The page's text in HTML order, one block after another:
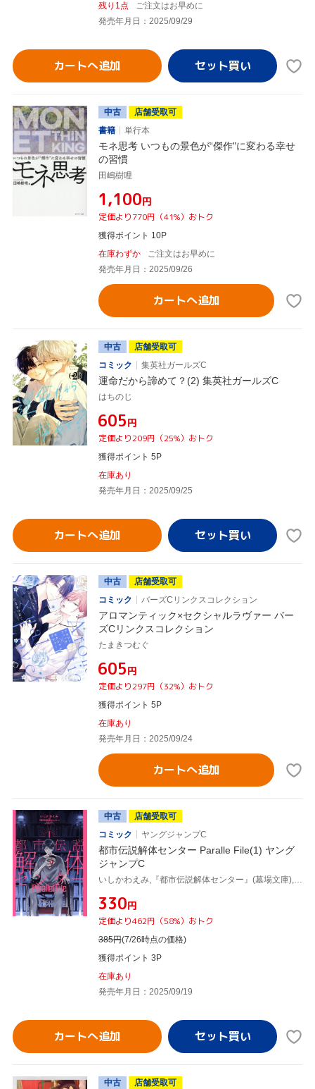
残り1点
ご注文はお早めに
発売年月日：2025/09/29
カートへ追加
中古
店舗受取可
書籍
単行本
モネ思考 いつもの景色が“傑作"に変わる幸せ
の習慣
田嶋樹哩
¥1,100円
定価より770円（41%）おトク
獲得ポイント 10P
在庫わずか
ご注文はお早めに
発売年月日：2025/09/26
カートへ追加
中古
店舗受取可
コミック
集英社ガールズC
運命だから諦めて？(2) 集英社ガールズC
はちのじ
¥605円
定価より209円（25%）おトク
獲得ポイント 5P
在庫あり
発売年月日：2025/09/25
カートへ追加
中古
店舗受取可
コミック
バーズCリンクスコレクション
アロマンティック×セクシャルラヴァー バー
ズCリンクスコレクション
たまきつむぐ
¥605円
定価より297円（32%）おトク
獲得ポイント 5P
在庫あり
発売年月日：2025/09/24
カートへ追加
中古
店舗受取可
コミック
ヤングジャンプC
都市伝説解体センター Paralle File(1) ヤング
ジャンプC
いしかわえみ,『都市伝説解体センター』(墓場文庫),集英社ゲームズ
¥330円
定価より462円（58%）おトク
385円(7/26時点の価格)
獲得ポイント 3P
在庫あり
発売年月日：2025/09/19
カートへ追加
中古 店舗受取可